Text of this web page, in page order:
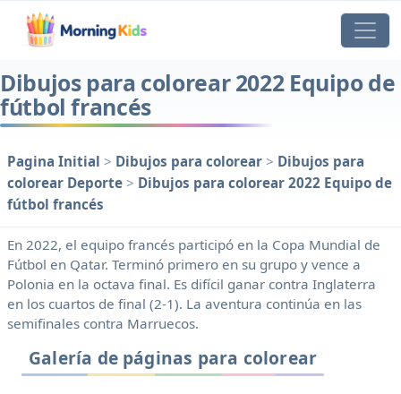
Dibujos para colorear 2022 Equipo de
fútbol francés
Pagina Initial > Dibujos para colorear > Dibujos para
colorear Deporte > Dibujos para colorear 2022 Equipo de
fútbol francés
En 2022, el equipo francés participó en la Copa Mundial de
Fútbol en Qatar. Terminó primero en su grupo y vence a
Polonia en la octava final. Es difícil ganar contra Inglaterra
en los cuartos de final (2-1). La aventura continúa en las
semifinales contra Marruecos.
Galería de páginas para colorear